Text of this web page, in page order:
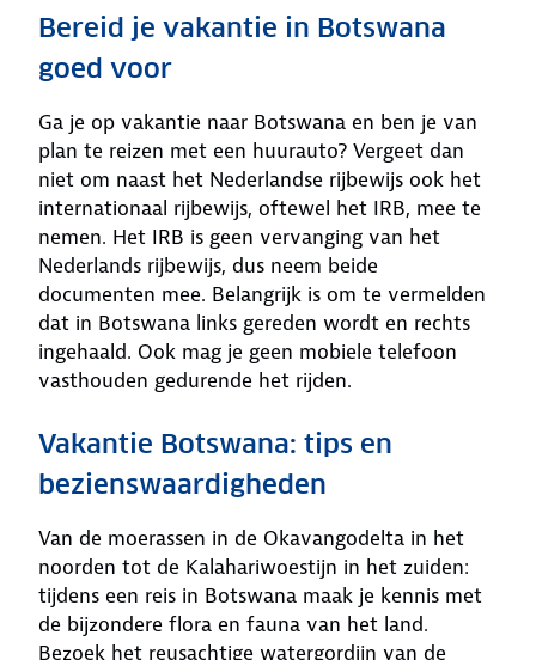
Bereid je vakantie in Botswana
goed voor
Ga je op vakantie naar Botswana en ben je van
plan te reizen met een huurauto? Vergeet dan
niet om naast het Nederlandse rijbewijs ook het
internationaal rijbewijs, oftewel het IRB, mee te
nemen. Het IRB is geen vervanging van het
Nederlands rijbewijs, dus neem beide
documenten mee. Belangrijk is om te vermelden
dat in Botswana links gereden wordt en rechts
ingehaald. Ook mag je geen mobiele telefoon
vasthouden gedurende het rijden.
Vakantie Botswana: tips en
bezienswaardigheden
Van de moerassen in de Okavangodelta in het
noorden tot de Kalahariwoestijn in het zuiden:
tijdens een reis in Botswana maak je kennis met
de bijzondere flora en fauna van het land.
Bezoek het reusachtige watergordijn van de